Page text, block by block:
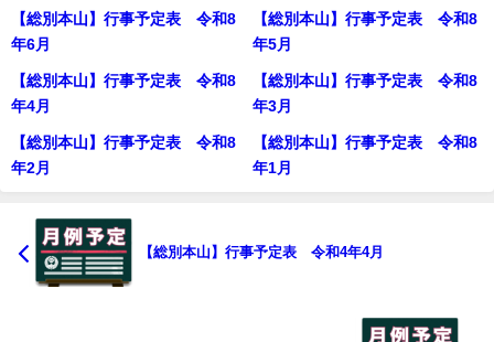
【総別本山】行事予定表 令和8
年6月
【総別本山】行事予定表 令和8
年5月
【総別本山】行事予定表 令和8
年4月
【総別本山】行事予定表 令和8
年3月
【総別本山】行事予定表 令和8
年2月
【総別本山】行事予定表 令和8
年1月
【総別本山】行事予定表 令和4年4月